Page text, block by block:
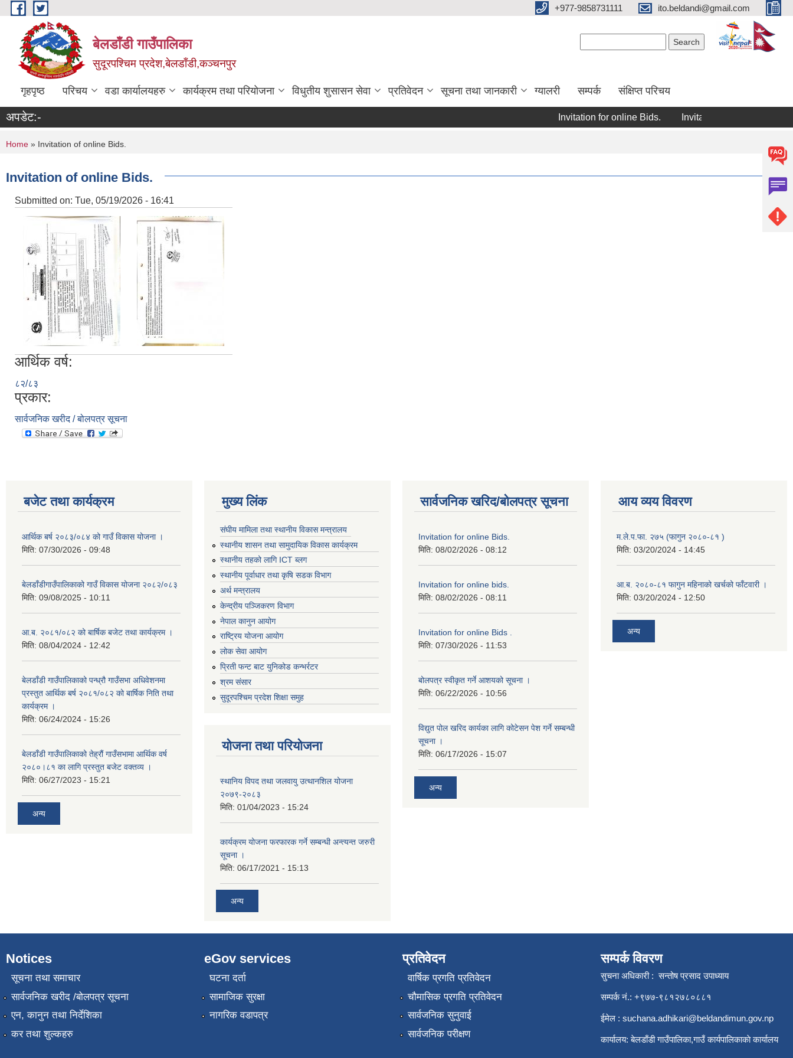
Skip to main content +977-9858731111 ito.beldandi@gmail.com
बेलडाँडी गाउँपालिका
सुदूरपश्चिम प्रदेश,बेलडाँडी,कञ्चनपुर
गृहपृष्ठ परिचय वडा कार्यालयहरु कार्यक्रम तथा परियोजना विधुतीय शुसासन सेवा प्रतिवेदन सूचना तथा जानकारी ग्यालरी सम्पर्क संक्षिप्त परिचय
अपडेट:- Invitation for online Bids. Invitation for online bids.
You are here
Home » Invitation of online Bids.
Invitation of online Bids.
Submitted on: Tue, 05/19/2026 - 16:41
आर्थिक वर्ष:
८२/८३
प्रकार:
सार्वजनिक खरीद / बोलपत्र सूचना
बजेट तथा कार्यक्रम
आर्थिक बर्ष २०८३/०८४ को गाउँ विकास योजना ।
मिति: 07/30/2026 - 09:48
बेलडाँडीगाउँपालिकाको गाउँ विकास योजना २०८२/०८३
मिति: 09/08/2025 - 10:11
आ.ब. २०८१/०८२ को बार्षिक बजेट तथा कार्यक्रम ।
मिति: 08/04/2024 - 12:42
बेलडाँडी गाउँपालिकाको पन्ध्रौ गाउँसभा अधिवेशनमा
प्रस्तुत आर्थिक बर्ष २०८१/०८२ को बार्षिक निति तथा
कार्यक्रम ।
मिति: 06/24/2024 - 15:26
बेलडाँडी गाउँपालिकाको तेह्रौं गाउँसभामा आर्थिक वर्ष
२०८०।८१ का लागि प्रस्तुत बजेट वक्तव्य ।
मिति: 06/27/2023 - 15:21
अन्य
मुख्य लिंक
संघीय मामिला तथा स्थानीय विकास मन्त्रालय
स्थानीय शासन तथा सामुदायिक विकास कार्यक्रम
स्थानीय तहको लागि ICT ब्लग
स्थानीय पूर्वाधार तथा कृषि सडक विभाग
अर्थ मन्त्रालय
केन्द्रीय पञ्जिकरण विभाग
नेपाल कानुन आयोग
राष्ट्रिय योजना आयोग
लोक सेवा आयोग
प्रिती फन्ट बाट युनिकोड कन्भर्रटर
श्रम संसार
सुदूरपश्चिम प्रदेश शिक्षा समुह
योजना तथा परियोजना
स्थानिय विपद तथा जलवायु उत्थानशिल योजना
२०७९-२०८३
मिति: 01/04/2023 - 15:24
कार्यक्रम योजना फरफारक गर्ने सम्बन्धी अन्त्यन्त जरुरी
सूचना ।
मिति: 06/17/2021 - 15:13
अन्य
सार्वजनिक खरिद/बोलपत्र सूचना
Invitation for online Bids.
मिति: 08/02/2026 - 08:12
Invitation for online bids.
मिति: 08/02/2026 - 08:11
Invitation for online Bids .
मिति: 07/30/2026 - 11:53
बोलपत्र स्वीकृत गर्ने आशयको सूचना ।
मिति: 06/22/2026 - 10:56
विद्युत पोल खरिद कार्यका लागि कोटेसन पेश गर्ने सम्बन्धी
सूचना ।
मिति: 06/17/2026 - 15:07
अन्य
आय व्यय विवरण
म.ले.प.फा. २७५ (फागुन २०८०-८१ )
मिति: 03/20/2024 - 14:45
आ.ब. २०८०-८१ फागुन महिनाको खर्चको फाँटवारी ।
मिति: 03/20/2024 - 12:50
अन्य
Notices
सूचना तथा समाचार
सार्वजनिक खरीद /बोलपत्र सूचना
एन, कानुन तथा निर्देशिका
कर तथा शुल्कहरु
eGov services
घटना दर्ता
सामाजिक सुरक्षा
नागरिक वडापत्र
प्रतिवेदन
वार्षिक प्रगति प्रतिवेदन
चौमासिक प्रगति प्रतिवेदन
सार्वजनिक सुनुवाई
सार्वजनिक परीक्षण
सम्पर्क विवरण
सुचना अधिकारी : सन्तोष प्रसाद उपाध्याय
सम्पर्क नं.: +९७७-९८१२७८०८८१
ईमेल : suchana.adhikari@beldandimun.gov.np
कार्यालय: बेलडाँडी गाउँपालिका,गाउँ कार्यपालिकाकाे कार्यालय